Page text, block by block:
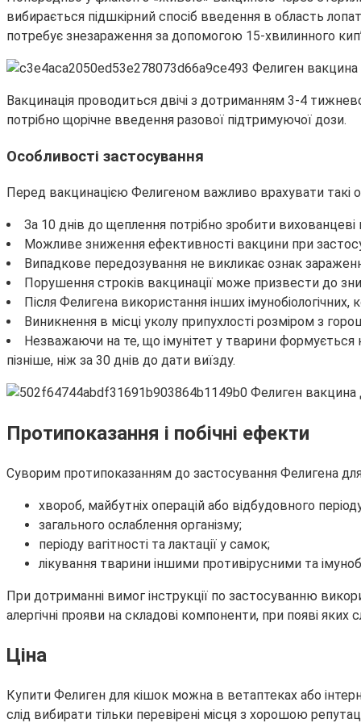
вибирається підшкірний спосіб введення в область
потребує знезараження за допомогою 15-хвилинного
Вакцинація проводиться двічі з дотриманням 3-4
потрібно щорічне введення разової підтримуючої дози.
Особливості застосування
Перед вакцинацією Фелигеном важливо врахувати такі
За 10 днів до щеплення потрібно зробити вихованцеві
Можливе зниження ефективності вакцини при
Випадкове передозування не викликає ознак
Порушення строків вакцинації може призвести до
Після Фелигена використання інших
Виникнення в місці уколу припухлості розміром з
Незважаючи на те, що імунітет у тварини формується
пізніше, ніж за 30 днів до дати виїзду.
Протипоказання і побічні ефекти
Суворим протипоказанням до застосування Фелигена
хвороб, майбутніх операцій або відбудовного
загального ослаблення організму;
періоду вагітності та лактації у самок;
лікування тварини іншими противірусними та
При дотриманні вимог інструкції по застосуванню
алергічні прояви на складові компоненти, при появі
Ціна
Купити Фелиген для кішок можна в ветаптеках або
слід вибирати тільки перевірені місця з хорошою